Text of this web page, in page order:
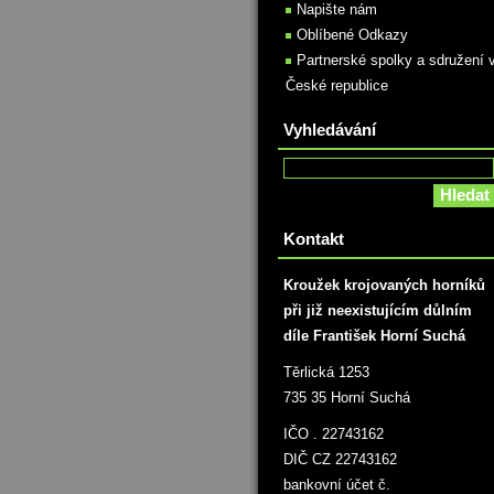
Napište nám
Oblíbené Odkazy
Partnerské spolky a sdružení
České republice
Vyhledávání
Kontakt
Kroužek krojovaných horníků
při již neexistujícím důlním
díle František Horní Suchá
Těrlická 1253
735 35 Horní Suchá
IČO . 22743162
DIČ CZ 22743162
bankovní účet č.